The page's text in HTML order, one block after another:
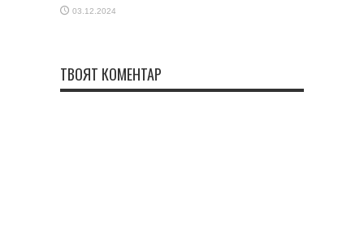
03.12.2024
ТВОЯТ КОМЕНТАР